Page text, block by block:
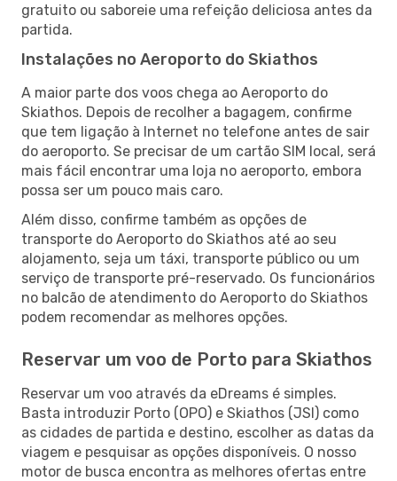
gratuito ou saboreie uma refeição deliciosa antes da
partida.
Instalações no Aeroporto do Skiathos
A maior parte dos voos chega ao Aeroporto do
Skiathos. Depois de recolher a bagagem, confirme
que tem ligação à Internet no telefone antes de sair
do aeroporto. Se precisar de um cartão SIM local, será
mais fácil encontrar uma loja no aeroporto, embora
possa ser um pouco mais caro.
Além disso, confirme também as opções de
transporte do Aeroporto do Skiathos até ao seu
alojamento, seja um táxi, transporte público ou um
serviço de transporte pré-reservado. Os funcionários
no balcão de atendimento do Aeroporto do Skiathos
podem recomendar as melhores opções.
Reservar um voo de Porto para Skiathos
Reservar um voo através da eDreams é simples.
Basta introduzir Porto (OPO) e Skiathos (JSI) como
as cidades de partida e destino, escolher as datas da
viagem e pesquisar as opções disponíveis. O nosso
motor de busca encontra as melhores ofertas entre